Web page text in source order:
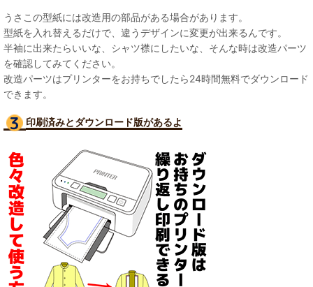
うさこの型紙には改造用の部品がある場合があります。
型紙を入れ替えるだけで、違うデザインに変更が出来るんです。
半袖に出来たらいいな、シャツ襟にしたいな、そんな時は改造パーツ
を確認してみてください。
改造パーツはプリンターをお持ちでしたら24時間無料でダウンロード
できます。
印刷済みとダウンロード版があるよ